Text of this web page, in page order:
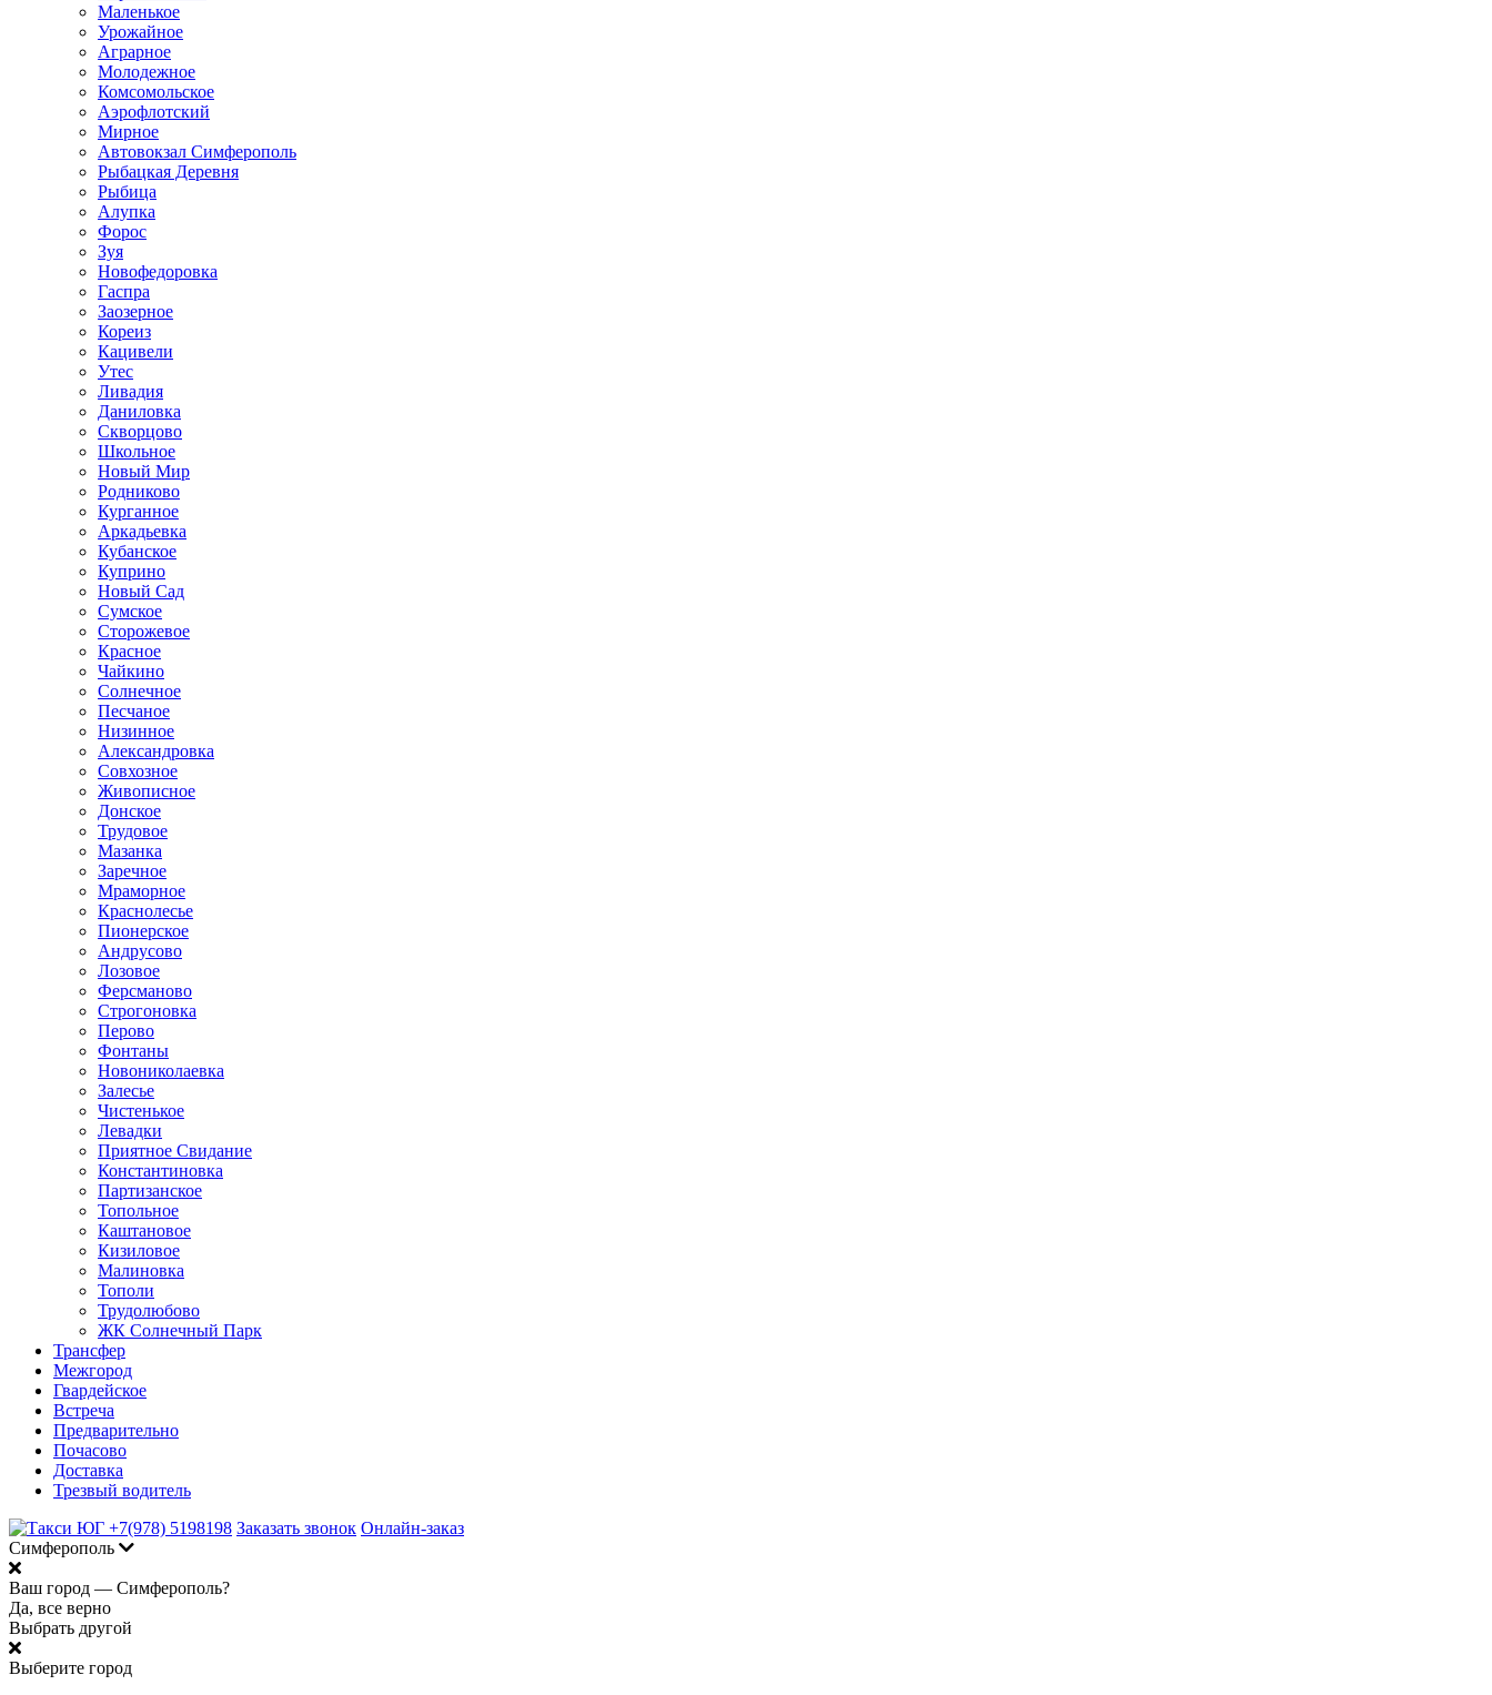
Маленькое
Урожайное
Аграрное
Молодежное
Комсомольское
Аэрофлотский
Мирное
Автовокзал Симферополь
Рыбацкая Деревня
Рыбица
Алупка
Форос
Зуя
Новофедоровка
Гаспра
Заозерное
Кореиз
Кацивели
Утес
Ливадия
Даниловка
Скворцово
Школьное
Новый Мир
Родниково
Курганное
Аркадьевка
Кубанское
Куприно
Новый Сад
Сумское
Сторожевое
Красное
Чайкино
Солнечное
Песчаное
Низинное
Александровка
Совхозное
Живописное
Донское
Трудовое
Мазанка
Заречное
Мраморное
Краснолесье
Пионерское
Андрусово
Лозовое
Ферсманово
Строгоновка
Перово
Фонтаны
Новониколаевка
Залесье
Чистенькое
Левадки
Приятное Свидание
Константиновка
Партизанское
Топольное
Каштановое
Кизиловое
Малиновка
Тополи
Трудолюбово
ЖК Солнечный Парк
Трансфер
Межгород
Гвардейское
Встреча
Предварительно
Почасово
Доставка
Трезвый водитель
+7(978) 5198198 Заказать звонок Онлайн-заказ
Симферополь
Ваш город — Симферополь?
Да, все верно
Выбрать другой
Выберите город